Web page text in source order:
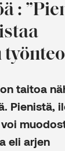
:
taitoa
Pienistä,
eli arjen